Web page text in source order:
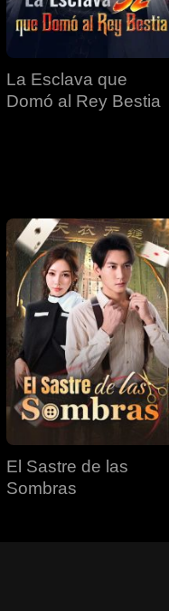
La Esclava que
Domó al Rey Bestia
El Sastre de las
Sombras